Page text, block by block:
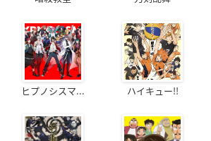
ヒプノシスマ... ハイキュー!!